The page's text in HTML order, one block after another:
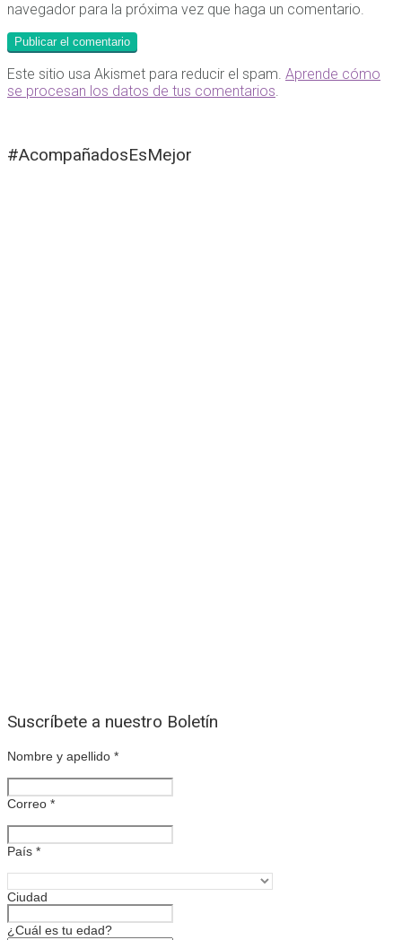
navegador para la próxima vez que haga un comentario.
Este sitio usa Akismet para reducir el spam. Aprende cómo
se procesan los datos de tus comentarios
#AcompañadosEsMejor
Suscríbete a nuestro Boletín
Nombre y apellido *
Correo *
País *
Ciudad
¿Cuál es tu edad?